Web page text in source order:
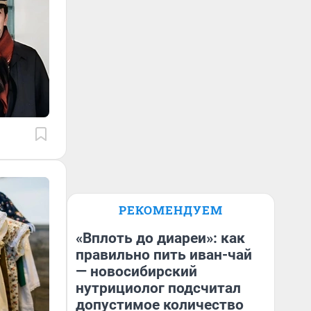
РЕКОМЕНДУЕМ
«Вплоть до диареи»: как
правильно пить иван-чай
— новосибирский
нутрициолог подсчитал
допустимое количество